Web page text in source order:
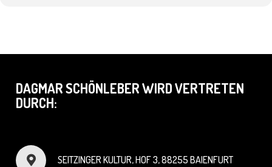
DAGMAR SCHÖNLEBER WIRD VERTRETEN
DURCH:
SEITZINGER KULTUR, HOF 3, 88255 BAIENFURT